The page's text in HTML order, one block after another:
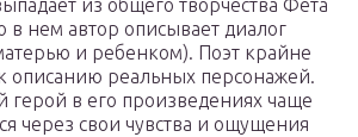
из общего творчества Фета
в нем автор описывает диалог
и ребенком). Поэт крайне
описанию реальных персонажей.
герой в его произведениях чаще
через свои чувства и ощущения